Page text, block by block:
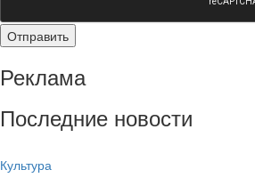
Реклама
Последние новости
Культура